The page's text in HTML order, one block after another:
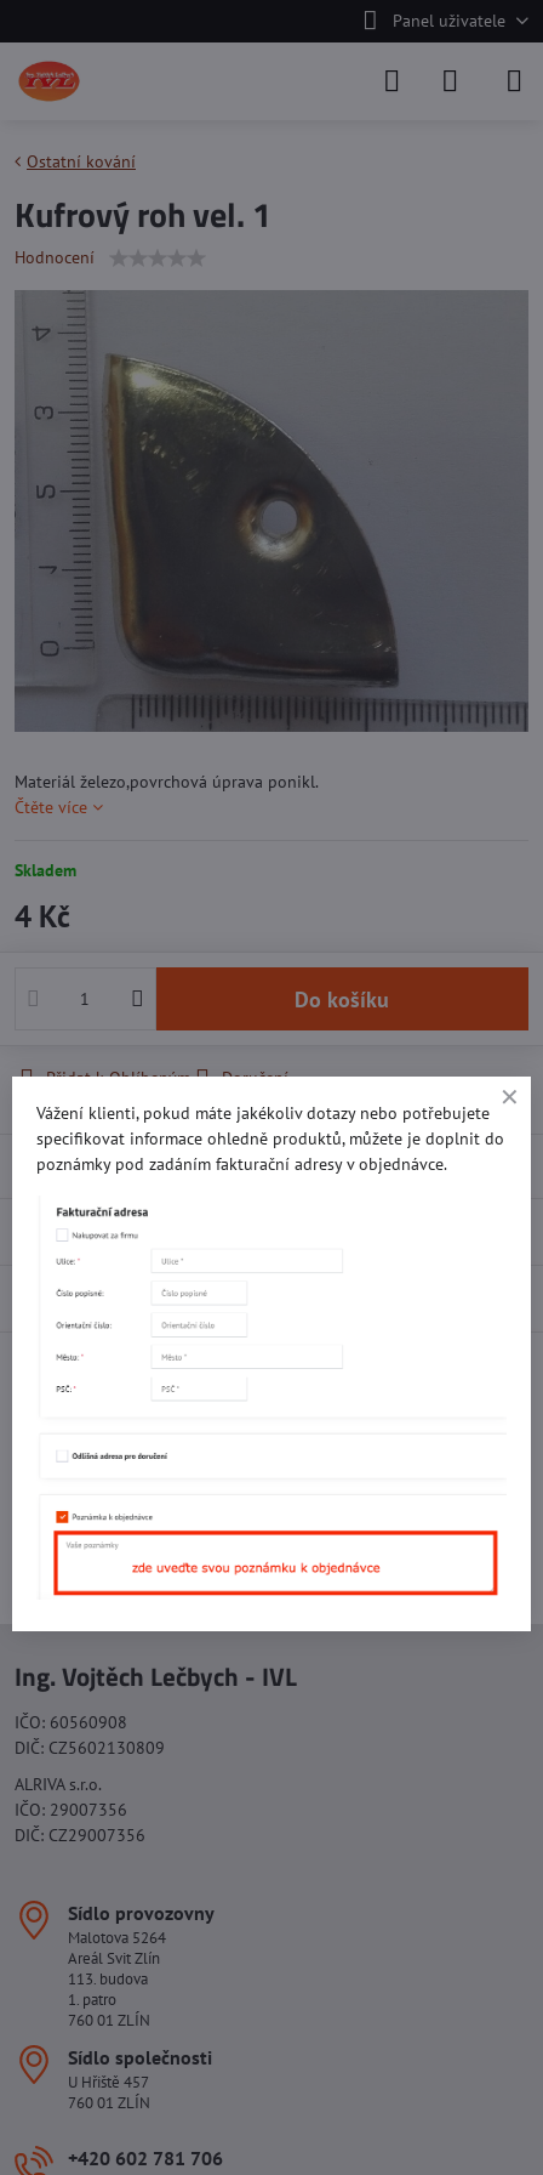
Panel uživatele
Ostatní kování
Kufrový roh vel. 1
Hodnocení
Materiál železo,povrchová úprava ponikl.
Čtěte více
Skladem
4 Kč
Do košíku
Přidat k Oblíbeným Doručení
Popis
Recenze 0
Diskuse 0
Twitter
Potřebujete poradit s objednávkou?
+420 577 523 563
Ing. Vojtěch Lečbych - IVL
IČO: 60560908
DIČ: CZ5602130809
ALRIVA s.r.o.
IČO: 29007356
DIČ: CZ29007356
Sídlo provozovny
Malotova 5264
Areál Svit Zlín
113. budova
1. patro
760 01 ZLÍN
Sídlo společnosti
U Hřiště 457
760 01 ZLÍN
+420 602 781 706
Vážení klienti, pokud máte jakékoliv dotazy nebo potřebujete
specifikovat informace ohledně produktů, můžete je doplnit do
poznámky pod zadáním fakturační adresy v objednávce.